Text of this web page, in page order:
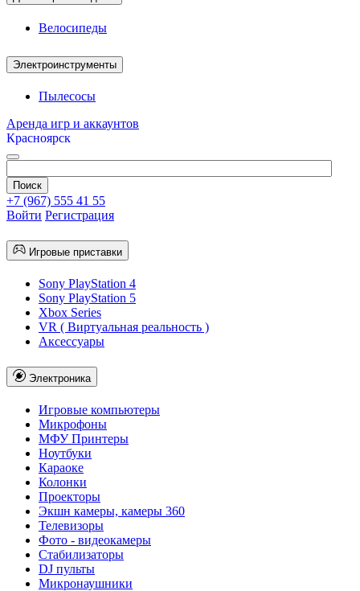
Велосипеды
Электроинструменты
Пылесосы
Аренда игр и аккаунтов
Красноярск
+7 (967) 555 41 55
Войти Регистрация
Игровые приставки
Sony PlayStation 4
Sony PlayStation 5
Xbox Series
VR ( Виртуальная реальность )
Аксессуары
Электроника
Игровые компьютеры
Микрофоны
МФУ Принтеры
Ноутбуки
Караоке
Колонки
Проекторы
Экшн камеры, камеры 360
Телевизоры
Фото - видеокамеры
Стабилизаторы
DJ пульты
Микронаушники